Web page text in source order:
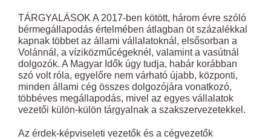
TÁRGYALÁSOK A 2017-ben kötött, három évre szóló
bérmegállapodás értelmében átlagban öt százalékkal
kapnak többet az állami vállalatoknál, elsősorban a
Volánnál, a víziközműcégeknél, valamint a vasútnál
dolgozók. A Magyar Idők úgy tudja, habár korábban
szó volt róla, egyelőre nem várható újabb, központi,
minden állami cég összes dolgozójára vonatkozó,
többéves megállapodás, mivel az egyes vállalatok
vezetői külön-külön tárgyalnak a szakszervezetekkel.
Az érdek-képviseleti vezetők és a cégvezetők